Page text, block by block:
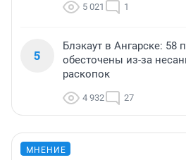
5 021 1
5
Блэкаут в Ангарске: 58
обесточены из-за
раскопок
4 932 27
МНЕНИЕ